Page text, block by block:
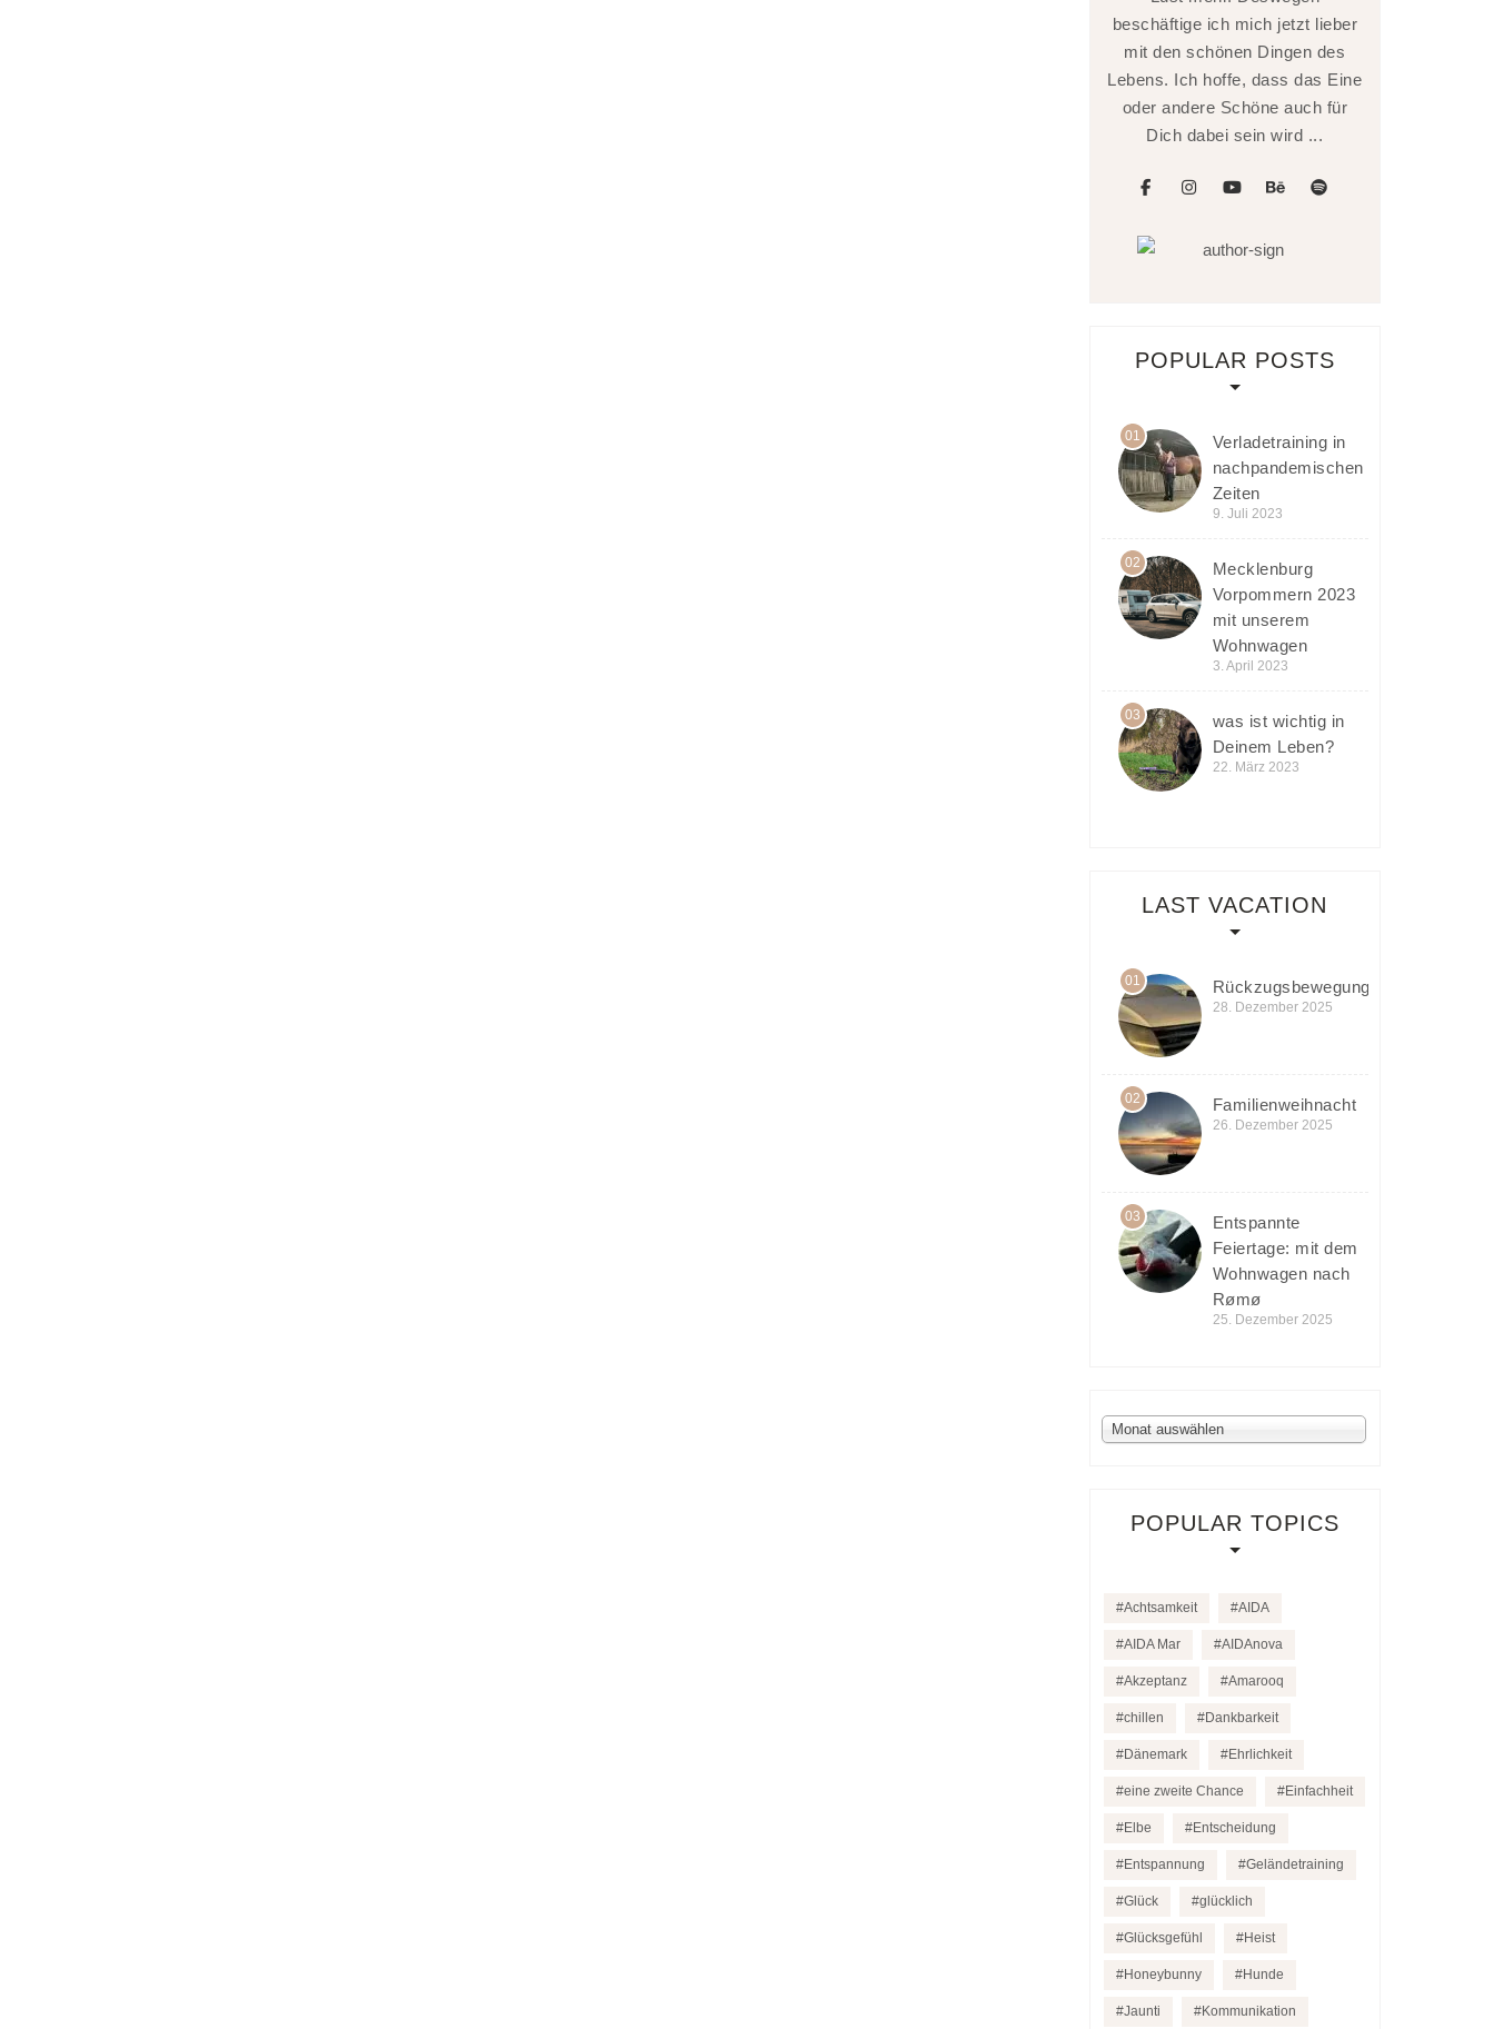
beschäftige ich mich jetzt lieber
mit den schönen Dingen des
Lebens. Ich hoffe, dass das Eine
oder andere Schöne auch für
Dich dabei sein wird ...
facebook
instagram
youtube
behance
POPULAR POSTS
01
Verladetraining in
nachpandemischen
Zeiten
9. Juli 2023
02
Mecklenburg
Vorpommern 2023
mit unserem
Wohnwagen
3. April 2023
03
was ist wichtig in
Deinem Leben?
22. März 2023
LAST VACATION
01 Rückzugsbewegung
28. Dezember 2025
02 Familienweihnacht
26. Dezember 2025
03
Entspannte
Feiertage: mit dem
Wohnwagen nach
Rømø
25. Dezember 2025
Archiv
Monat auswählen
POPULAR TOPICS
Achtsamkeit AIDA
AIDA Mar AIDAnova
Akzeptanz Amarooq
chillen Dankbarkeit
Dänemark Ehrlichkeit
eine zweite Chance Einfachheit
Elbe Entscheidung
Entspannung Geländetraining
Glück glücklich
Glücksgefühl Heist
Honeybunny Hunde
Jaunti Kommunikation